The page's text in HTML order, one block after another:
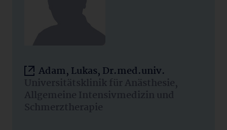
Adam, Lukas, Dr.med.univ.
Universitätsklinik für Anästhesie,
Allgemeine Intensivmedizin und
Schmerztherapie